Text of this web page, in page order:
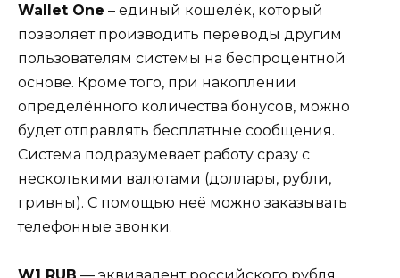
Wallet One – единый кошелёк, который
позволяет производить переводы другим
пользователям системы на беспроцентной
основе. Кроме того, при накоплении
определённого количества бонусов, можно
будет отправлять бесплатные сообщения.
Система подразумевает работу сразу с
несколькими валютами (доллары, рубли,
гривны). С помощью неё можно заказывать
телефонные звонки.